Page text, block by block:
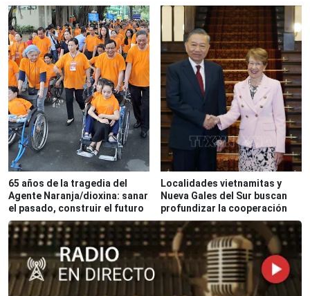
65 años de la tragedia del
Agente Naranja/dioxina: sanar
el pasado, construir el futuro
Localidades vietnamitas y
Nueva Gales del Sur buscan
profundizar la cooperación